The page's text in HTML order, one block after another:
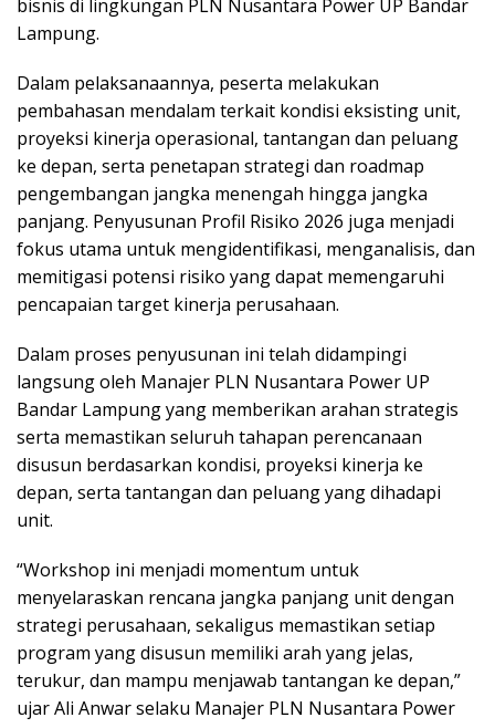
bisnis di lingkungan PLN Nusantara Power UP Bandar
Lampung.
Dalam pelaksanaannya, peserta melakukan
pembahasan mendalam terkait kondisi eksisting unit,
proyeksi kinerja operasional, tantangan dan peluang
ke depan, serta penetapan strategi dan roadmap
pengembangan jangka menengah hingga jangka
panjang. Penyusunan Profil Risiko 2026 juga menjadi
fokus utama untuk mengidentifikasi, menganalisis, dan
memitigasi potensi risiko yang dapat memengaruhi
pencapaian target kinerja perusahaan.
Dalam proses penyusunan ini telah didampingi
langsung oleh Manajer PLN Nusantara Power UP
Bandar Lampung yang memberikan arahan strategis
serta memastikan seluruh tahapan perencanaan
disusun berdasarkan kondisi, proyeksi kinerja ke
depan, serta tantangan dan peluang yang dihadapi
unit.
“Workshop ini menjadi momentum untuk
menyelaraskan rencana jangka panjang unit dengan
strategi perusahaan, sekaligus memastikan setiap
program yang disusun memiliki arah yang jelas,
terukur, dan mampu menjawab tantangan ke depan,”
ujar Ali Anwar selaku Manajer PLN Nusantara Power